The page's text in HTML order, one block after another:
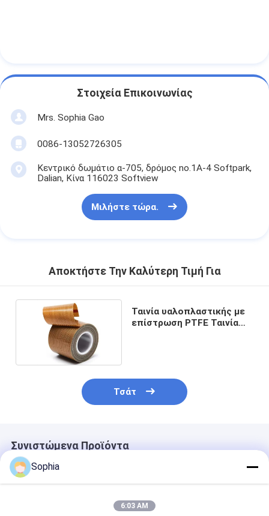
Στοιχεία Επικοινωνίας
Mrs. Sophia Gao
0086-13052726305
Κεντρικό δωμάτιο α-705, δρόμος no.1A-4 Softpark,
Dalian, Κίνα 116023 Softview
Μιλήστε τώρα.
Αποκτήστε Την Καλύτερη Τιμή Για
Ταινία υαλοπλαστικής με
επίστρωση PTFE Ταινία
Τσάτ
Συνιστώμενα Προϊόντα
Sophia
6:03 AM